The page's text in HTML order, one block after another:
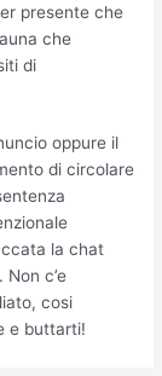
presente che
che
di
oppure il
di circolare
la chat
c’e
cosi
e buttarti!